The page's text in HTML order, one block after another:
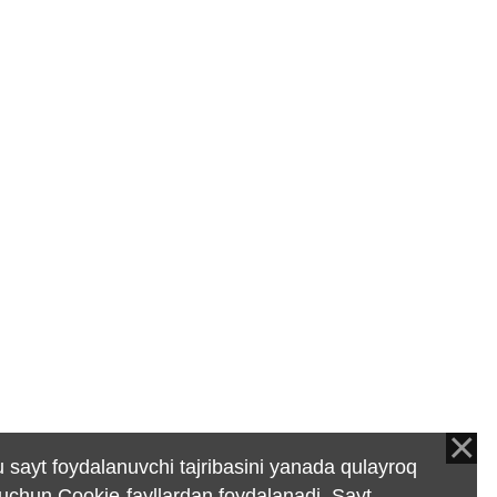
sayt foydalanuvchi tajribasini yanada qulayroq